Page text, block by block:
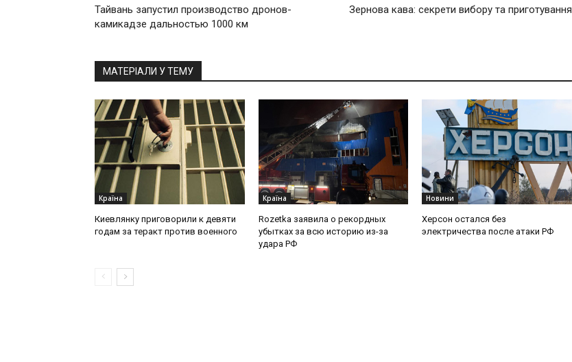
Тайвань запустил производство дронов-
камикадзе дальностью 1000 км
Зернова кава: секрети вибору та приготування
МАТЕРІАЛИ У ТЕМУ
Країна
Киевлянку приговорили к девяти
годам за теракт против военного
Країна
Rozetka заявила о рекордных
убытках за всю историю из-за
удара РФ
Новини
Херсон остался без
электричества после атаки РФ